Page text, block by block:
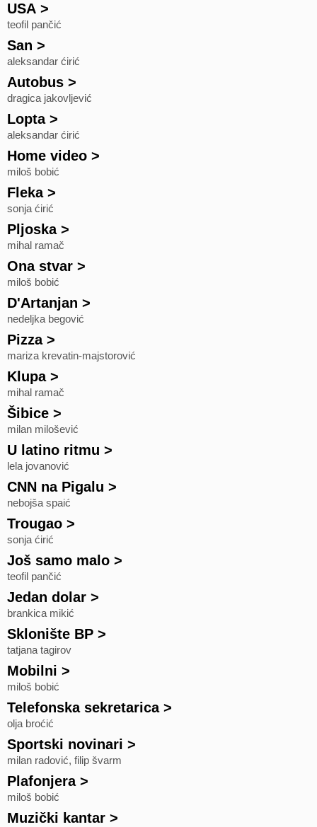
USA >
teofil pančić
San >
aleksandar ćirić
Autobus >
dragica jakovljević
Lopta>
aleksandar ćirić
Home video >
miloš bobić
Fleka>
sonja ćirić
Pljoska>
mihal ramač
Ona stvar >
miloš bobić
D'Artanjan >
nedeljka begović
Pizza>
mariza krevatin-majstorović
Klupa>
mihal ramač
Šibice >
milan milošević
U latino ritmu >
lela jovanović
CNN na Pigalu >
nebojša spaić
Trougao >
sonja ćirić
Još samo malo >
teofil pančić
Jedan dolar >
brankica mikić
Sklonište BP >
tatjana tagirov
Mobilni >
miloš bobić
Telefonska sekretarica>
olja broćić
Sportski novinari >
milan radović, filip švarm
Plafonjera>
miloš bobić
Muzički kantar >